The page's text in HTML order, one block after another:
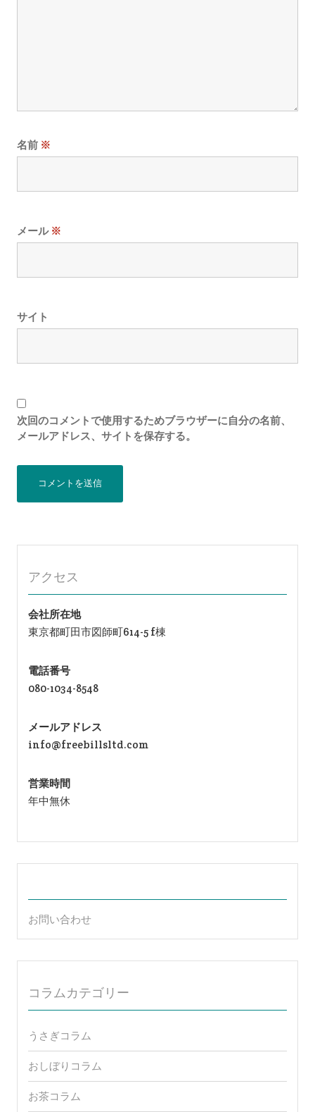
名前 ※
メール ※
サイト
次回のコメントで使用するためブラウザーに自分の名前、
メールアドレス、サイトを保存する。
アクセス
会社所在地
東京都町田市図師町614-5 f棟
電話番号
080-1034-8548
メールアドレス
info@freebillsltd.com
営業時間
年中無休
お問い合わせ
コラムカテゴリー
うさぎコラム
おしぼりコラム
お茶コラム